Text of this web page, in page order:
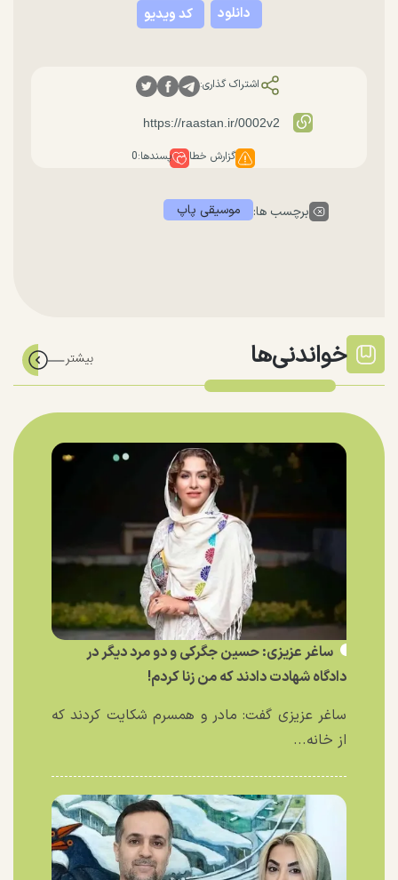
کد ویدیو دانلود
اشتراک گذاری:
گزارش خطا پسندها:0
برچسب ها: موسیقی پاپ
خواندنی‌ها
ساغر عزیزی: حسین جگرکی و دو مرد دیگر در
دادگاه شهادت دادند که من زنا کردم!
ساغر عزیزی گفت: مادر و همسرم شکایت کردند که
از خانه...